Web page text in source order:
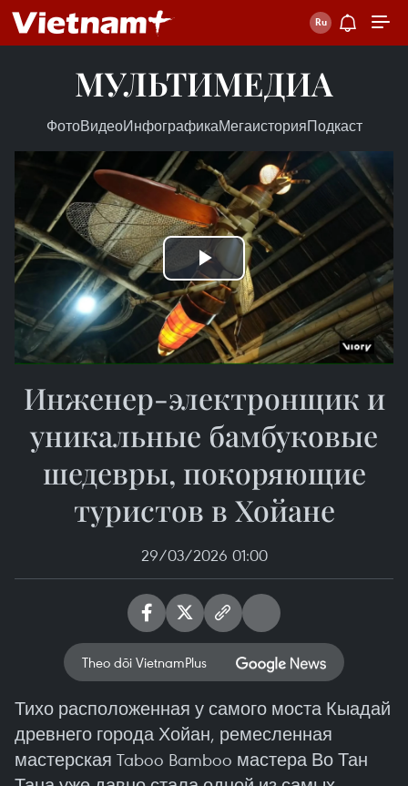
МУЛЬТИМЕДИА
ФотоВидеоИнфографикаМегаисторияПодкаст
Play
Video
Инженер-электронщик и
уникальные бамбуковые
шедевры, покоряющие
туристов в Хойане
29/03/2026 01:00
Theo dõi VietnamPlus
Тихо расположенная у самого моста Кыадай
древнего города Хойан, ремесленная
мастерская Taboo Bamboo мастера Во Тан